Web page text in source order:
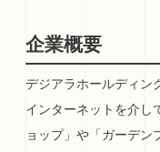
企業概要
デジアラホールディン
インターネットを介し
ョップ」や「ガーデン